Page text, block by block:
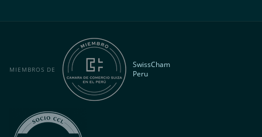
MIEMBROS DE
SwissCham
Peru